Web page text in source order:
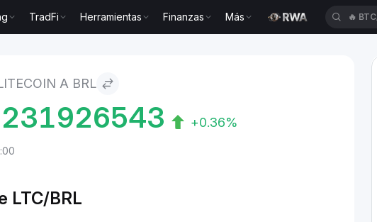
TradFi Herramientas Finanzas Más 🔥
A BRL
+0.36%
LTC/BRL